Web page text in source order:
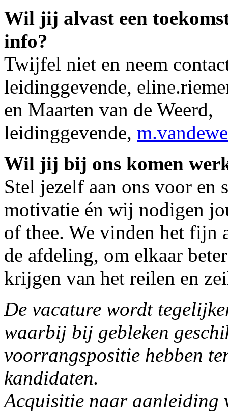
Wil jij alvast een
info?
Twijfel niet en neem
leidinggevende,
en Maarten van de Weerd,
leidinggevende,
Wil jij bij ons komen
Stel jezelf aan ons voor
motivatie én wij nodigen
of thee. We vinden het fijn
de afdeling, om elkaar
krijgen van het reilen en
De vacature wordt
waarbij bij gebleken
voorrangspositie hebben
kandidaten.
Acquisitie naar aanleiding